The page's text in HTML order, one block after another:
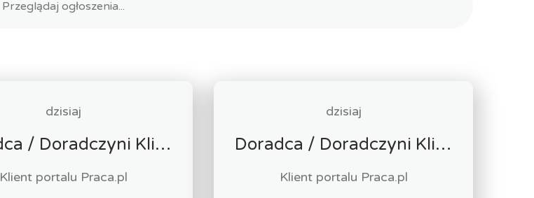
dzisiaj
Doradca / Doradczyni Klienta – branża finansowa
Klient portalu Praca.pl
dzisiaj
Doradca / Doradczyni Klienta (bankowość)
Klient portalu Praca.pl